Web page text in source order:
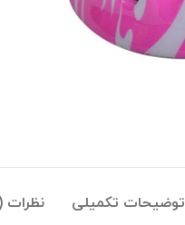
توضیحات تکمیلی نظرات